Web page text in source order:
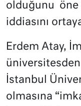
olduğunu öne
iddiasını
Erdem Atay,
İstanbul
olmasına